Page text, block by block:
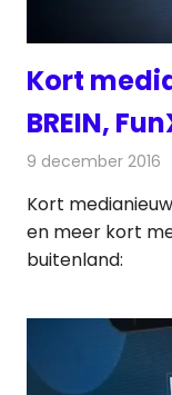
Kort
BREIN,
9 december 2016
Kort
en meer kort
buitenland: